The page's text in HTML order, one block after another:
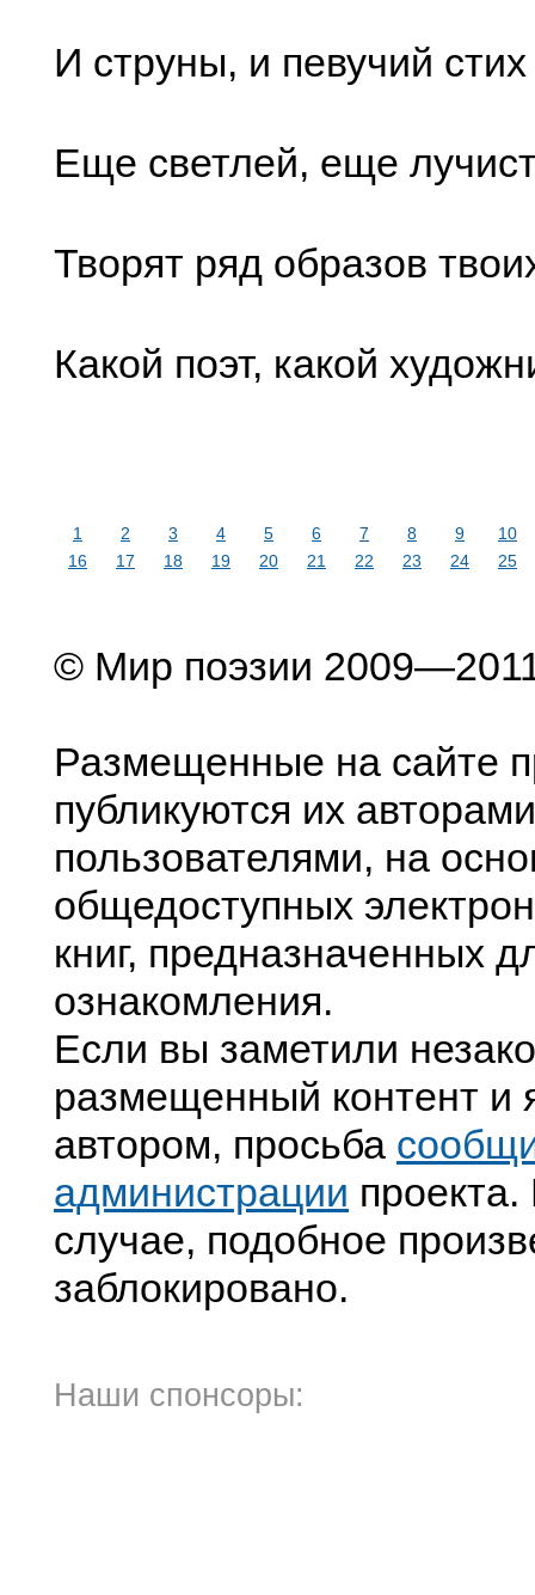
И струны, и певучий
Еще светлей, еще
Творят ряд образов
Какой поэт, какой
1 2 3 4 5 6 7 8 9
10
16
17 18 19 20 21 22 23 24 25
© Мир поэзии
Размещенные на сайте
публикуются их
пользователями, на
общедоступных
книг, предназначенных
ознакомления.
Если вы заметили
размещенный контент и
автором, просьба
администрации
случае, подобное
заблокировано.
Наши спонсоры: